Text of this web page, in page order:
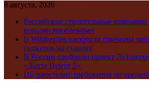
8 августа, 2026
Российские строительные компании
новыми проблемами
В Wildberries раскрыли причины
гаджетов на складах
В России одобрили проект 703-
«Лахта Центр 2»
ЦБ ужесточит требования по